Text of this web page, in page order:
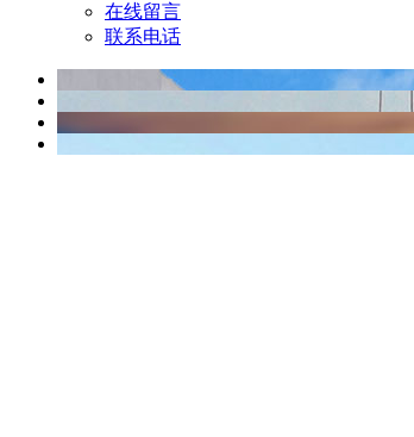
在线留言
联系电话